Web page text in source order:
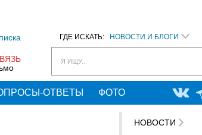
ГДЕ ИСКАТЬ: НОВОСТИ И БЛОГИ
Я ИЩУ...
ОТВЕТЫ ФОТО
НОВОСТИ